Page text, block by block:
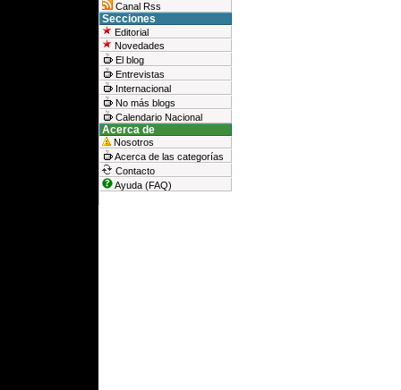
Canal Rss
Secciones
Editorial
Novedades
El blog
Entrevistas
Internacional
No más blogs
Calendario Nacional
Acerca de
Nosotros
Acerca de las categorías
Contacto
Ayuda (FAQ)